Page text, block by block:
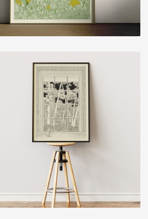
PILAR
15,00 € — 35,00 €